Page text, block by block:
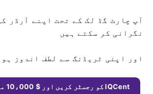
آپ چارٹ گڈ لک کے تحت اپنے آرڈر
نگرانی کر سکتے ہیں
اور اپنی ٹریڈنگ سے لطف اندوز
IQCent کو رجسٹر کریں اور $ 10،000 مفت حاصل کریں